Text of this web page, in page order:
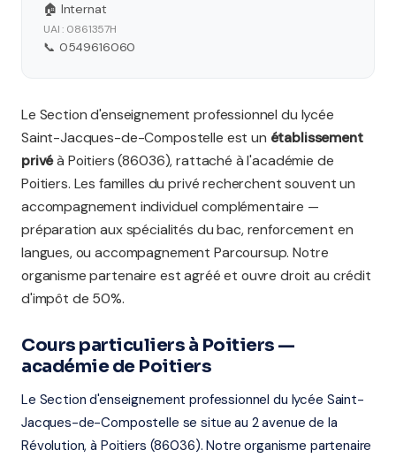
🏠 Internat
UAI : 0861357H
📞 0549616060
Le Section d'enseignement professionnel du lycée
Saint-Jacques-de-Compostelle est un établissement
privéà Poitiers (86036), rattaché à l'académie de
Poitiers. Les familles du privé recherchent souvent un
accompagnement individuel complémentaire —
préparation aux spécialités du bac, renforcement en
langues, ou accompagnement Parcoursup. Notre
organisme partenaire est agréé et ouvre droit au crédit
d'impôt de 50%.
Cours particuliers à Poitiers —
académie de Poitiers
Le Section d'enseignement professionnel du lycée Saint-
Jacques-de-Compostelle se situe au 2 avenue de la
Révolution, à Poitiers (86036). Notre organisme partenaire